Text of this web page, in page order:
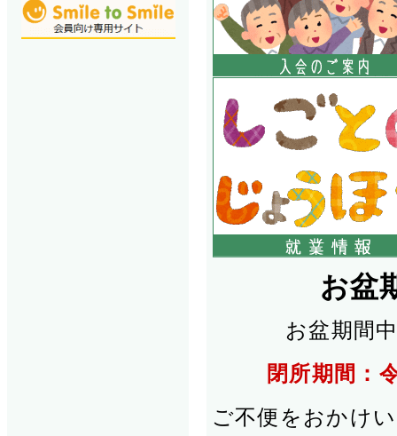
お盆
お盆期間
閉所期間：
ご不便をおかけ